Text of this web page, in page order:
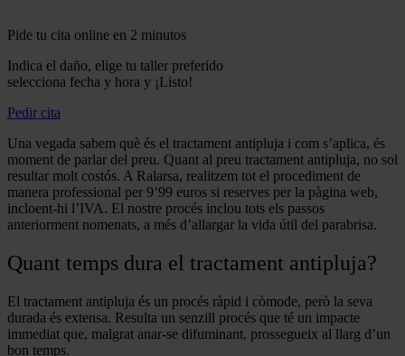
Pide tu cita online en 2 minutos
Indica el daño, elige tu taller preferido
selecciona fecha y hora y ¡Listo!
Pedir cita
Una vegada sabem què és el tractament antipluja i com s’aplica, és
moment de parlar del preu. Quant al preu tractament antipluja, no sol
resultar molt costós. A Ralarsa, realitzem tot el procediment de
manera professional per 9’99 euros si reserves per la pàgina web,
incloent-hi l’IVA. El nostre procés inclou tots els passos
anteriorment nomenats, a més d’allargar la vida útil del parabrisa.
Quant temps dura el tractament antipluja?
El tractament antipluja és un procés ràpid i còmode, però la seva
durada és extensa. Resulta un senzill procés que té un impacte
immediat que, malgrat anar-se difuminant, prossegueix al llarg d’un
bon temps.